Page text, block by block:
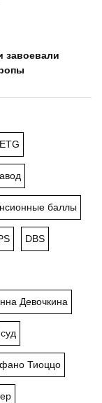
завоевали
баллы
DBS
Девочкина
Тиоццо